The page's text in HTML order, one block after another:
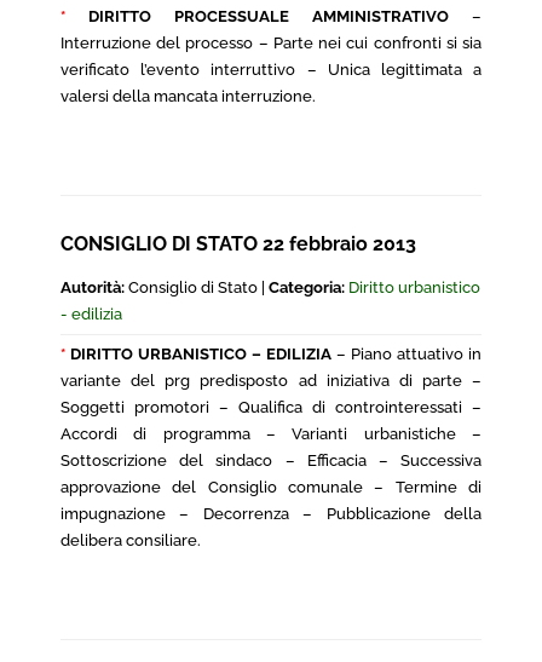
* DIRITTO PROCESSUALE AMMINISTRATIVO –
Interruzione del processo – Parte nei cui confronti si sia
verificato l’evento interruttivo – Unica legittimata a
valersi della mancata interruzione.
CONSIGLIO DI STATO 22 febbraio 2013
Autorità: Consiglio di Stato | Categoria: Diritto urbanistico
- edilizia
* DIRITTO URBANISTICO – EDILIZIA – Piano attuativo in
variante del prg predisposto ad iniziativa di parte –
Soggetti promotori – Qualifica di controinteressati –
Accordi di programma – Varianti urbanistiche –
Sottoscrizione del sindaco – Efficacia – Successiva
approvazione del Consiglio comunale – Termine di
impugnazione – Decorrenza – Pubblicazione della
delibera consiliare.